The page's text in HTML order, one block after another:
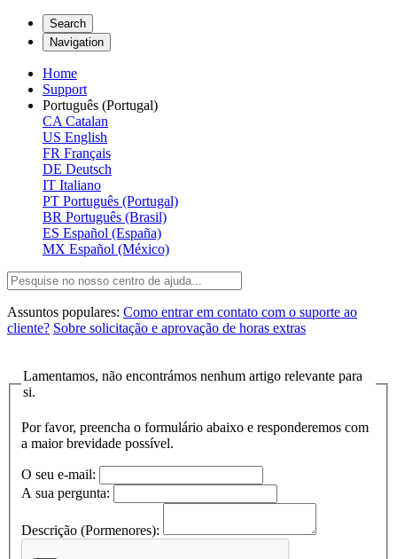
Search
Navigation
Home
Support
Português (Portugal)
CA Catalan
US English
FR Français
DE Deutsch
IT Italiano
PT Português (Portugal)
BR Português (Brasil)
ES Español (España)
MX Español (México)
Assuntos populares: Como entrar em contato com o suporte ao
cliente? Sobre solicitação e aprovação de horas extras
Lamentamos, não encontrámos nenhum artigo relevante para
si.
Por favor, preencha o formulário abaixo e responderemos com
a maior brevidade possível.
O seu e-mail:
A sua pergunta:
Descrição (Pormenores):